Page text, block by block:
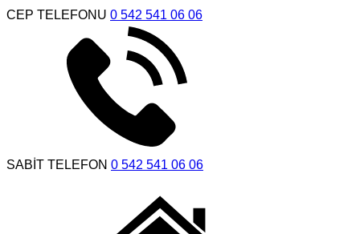
CEP TELEFONU 0 542 541 06 06
SABİT TELEFON 0 542 541 06 06